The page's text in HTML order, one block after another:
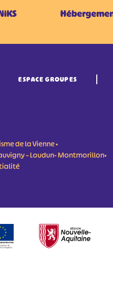
ESPACE GROUPES
de la Vienne •
– Loudun- Montmorillon•